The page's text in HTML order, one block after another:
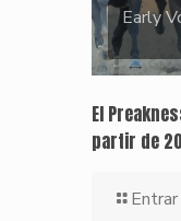
Early
El
partir de
Entrar